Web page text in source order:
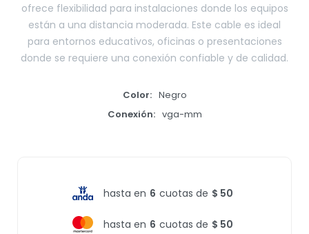
ofrece flexibilidad para instalaciones donde los equipos
están a una distancia moderada. Este cable es ideal
para entornos educativos, oficinas o presentaciones
donde se requiere una conexión confiable y de calidad.
Color
Negro
Conexión
vga-mm
hasta en 6 cuotas de $ 50
hasta en 6 cuotas de $ 50